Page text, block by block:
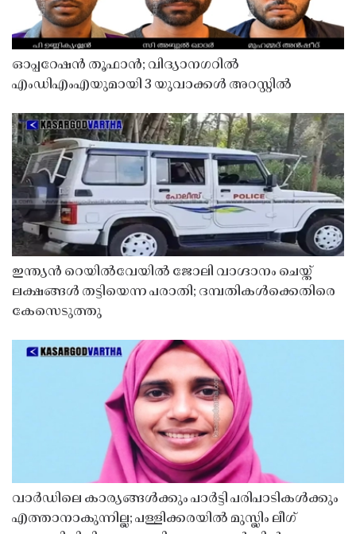
ഓപ്പറേഷൻ തൂഫാൻ; വിദ്യാനഗറിൽ
എംഡിഎംഎയുമായി 3 യുവാക്കൾ അറസ്റ്റിൽ
ഇന്ത്യൻ റെയിൽവേയിൽ ജോലി വാഗ്ദാനം ചെയ്ത്
ലക്ഷങ്ങൾ തട്ടിയെന്ന പരാതി; ദമ്പതികൾക്കെതിരെ
കേസെടുത്തു
വാർഡിലെ കാര്യങ്ങൾക്കും പാർട്ടി പരിപാടികൾക്കും
എത്താനാകുന്നില്ല; പള്ളിക്കരയിൽ മുസ്ലിം ലീഗ്